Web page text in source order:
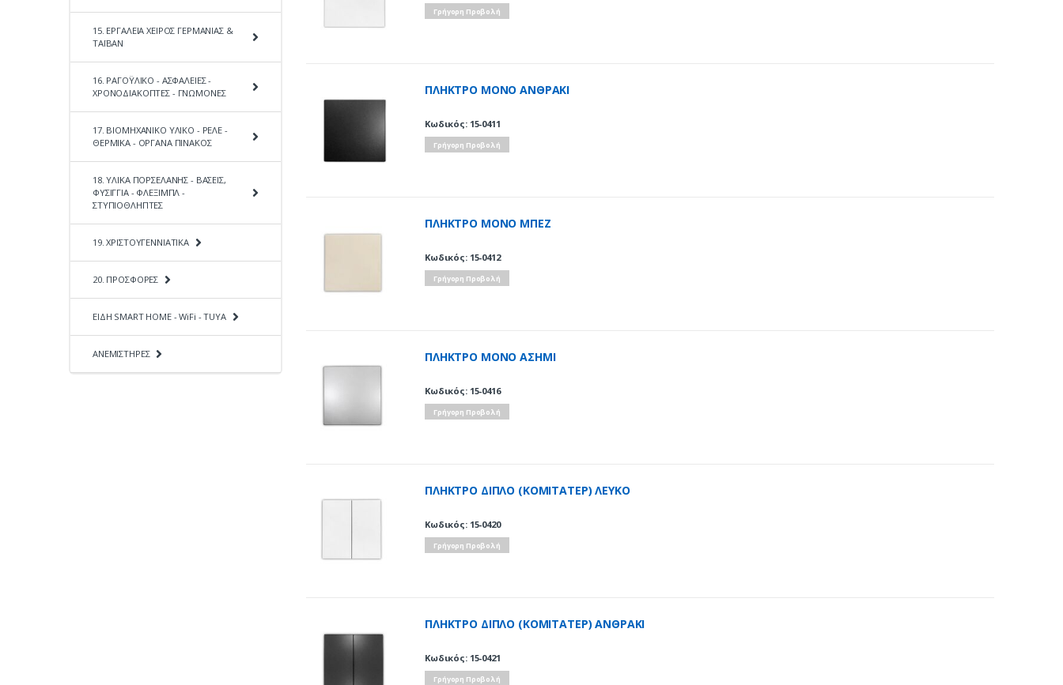
15. ΕΡΓΑΛΕΙΑ ΧΕΙΡΟΣ ΓΕΡΜΑΝΙΑΣ &
ΤΑΪΒΑΝ
16. ΡΑΓΟΫΛΙΚΟ - ΑΣΦΑΛΕΙΕΣ -
ΧΡΟΝΟΔΙΑΚΟΠΤΕΣ - ΓΝΩΜΟΝΕΣ
17. ΒΙΟΜΗΧΑΝΙΚΟ ΥΛΙΚΟ - ΡΕΛΕ -
ΘΕΡΜΙΚΑ - ΟΡΓΑΝΑ ΠΙΝΑΚΟΣ
18. ΥΛΙΚΑ ΠΟΡΣΕΛΑΝΗΣ - ΒΑΣΕΙΣ,
ΦΥΣΙΓΓΙΑ - ΦΛΕΞΙΜΠΛ -
ΣΤΥΠΙΟΘΛΗΠΤΕΣ
19. ΧΡΙΣΤΟΥΓΕΝΝΙΑΤΙΚΑ
20. ΠΡΟΣΦΟΡΕΣ
ΕΙΔΗ SMART HOME - WiFi - TUYA
ΑΝΕΜΙΣΤΗΡΕΣ
Γρήγορη Προβολή
ΠΛΗΚΤΡΟ ΜΟΝΟ ΑΝΘΡΑΚΙ
Κωδικός: 15-0411
Γρήγορη Προβολή
ΠΛΗΚΤΡΟ ΜΟΝΟ ΜΠΕΖ
Κωδικός: 15-0412
Γρήγορη Προβολή
ΠΛΗΚΤΡΟ ΜΟΝΟ ΑΣΗΜΙ
Κωδικός: 15-0416
Γρήγορη Προβολή
ΠΛΗΚΤΡΟ ΔΙΠΛΟ (ΚΟΜΙΤΑΤΕΡ) ΛΕΥΚΟ
Κωδικός: 15-0420
Γρήγορη Προβολή
ΠΛΗΚΤΡΟ ΔΙΠΛΟ (ΚΟΜΙΤΑΤΕΡ) ΑΝΘΡΑΚΙ
Κωδικός: 15-0421
Γρήγορη Προβολή